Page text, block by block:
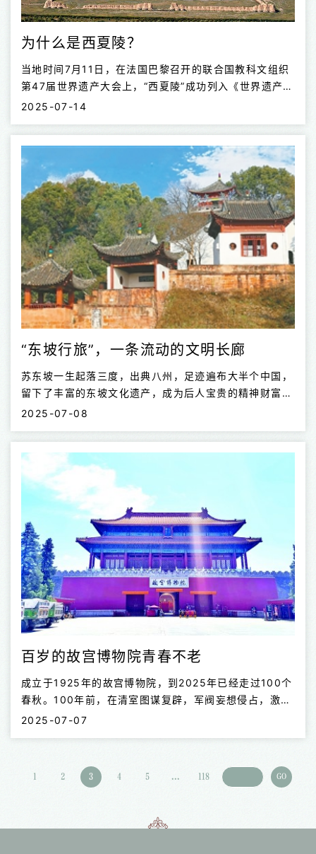
为什么是西夏陵？
当地时间7月11日，在法国巴黎召开的联合国教科文组织
第47届世界遗产大会上，“西夏陵”成功列入《世界遗产名
录》，成为中国第60项世界遗产。
2025-07-14
“东坡行旅”，一条流动的文明长廊
苏东坡一生起落三度，出典八州，足迹遍布大半个中国，
留下了丰富的东坡文化遗产，成为后人宝贵的精神财富。
我们不仅可以在他的诗词书画中与他对话，同时也可追寻
2025-07-08
百岁的故宫博物院青春不老
成立于1925年的故宫博物院，到2025年已经走过100个
春秋。100年前，在清室图谋复辟，军阀妄想侵占，激进
人士欲废之而后快的背景下，故宫的前辈们，在波谲云诡
2025-07-07
1 2 3 4 5 ... 118 GO